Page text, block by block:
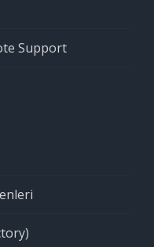
Support